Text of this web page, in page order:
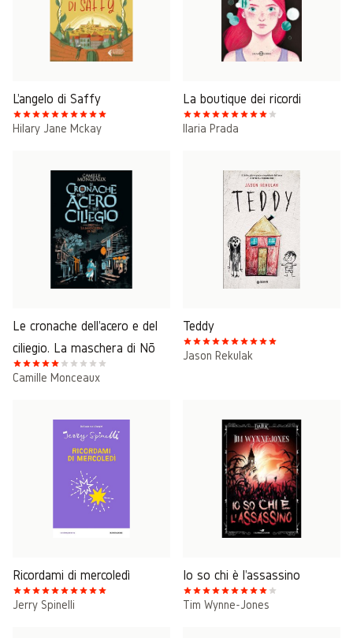
L'angelo di Saffy
Hilary Jane Mckay
La boutique dei ricordi
Ilaria Prada
Le cronache dell'acero e del
ciliegio. La maschera di Nō
Camille Monceaux
Teddy
Jason Rekulak
Ricordami di mercoledì
Jerry Spinelli
Io so chi è l'assassino
Tim Wynne-Jones